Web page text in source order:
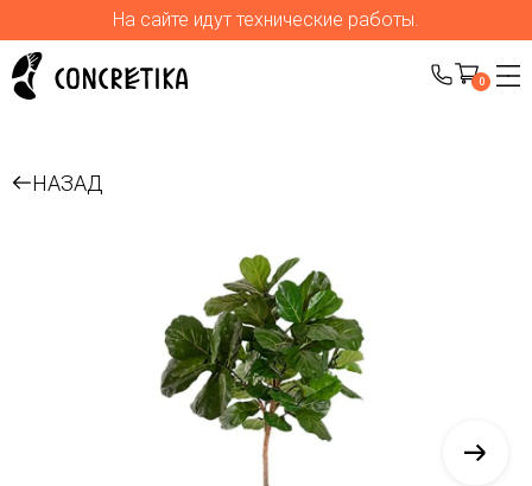
На сайте идут технические работы.
0
НАЗАД